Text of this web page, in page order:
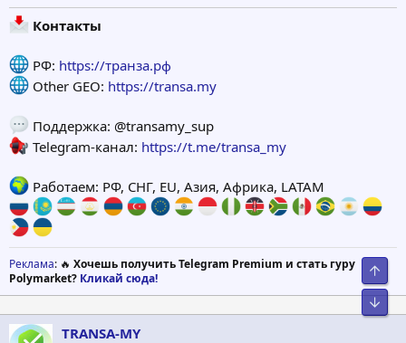
Контакты
РФ: https://транза.рф
Other GEO: https://transa.my
Поддержка: @transamy_sup
Telegram-канал: https://t.me/transa_my
Работаем: РФ, СНГ, EU, Азия, Африка, LATAM
Реклама: 🔥 Хочешь получить Telegram Premium и стать гуру
Polymarket? Кликай сюда!
TRANSA-MY